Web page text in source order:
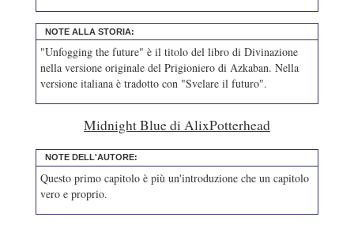
NOTE ALLA STORIA:
"Unfogging the future" è il titolo del libro di Divinazione
nella versione originale del Prigioniero di Azkaban. Nella
versione italiana è tradotto con "Svelare il futuro".
Midnight Blue di AlixPotterhead
NOTE DELL'AUTORE:
Questo primo capitolo è più un'introduzione che un capitolo
vero e proprio.